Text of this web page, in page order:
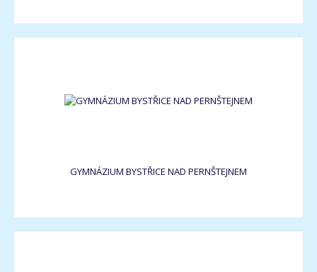
GYMNÁZIUM BYSTŘICE NAD PERNŠTEJNEM